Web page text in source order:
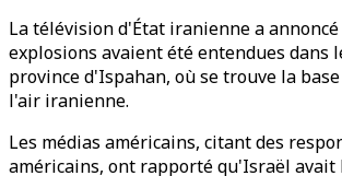
La télévision d'État iranienne a annoncé
explosions avaient été entendues dans
province d'Ispahan, où se trouve la
l'air iranienne.
Les médias américains, citant des
américains, ont rapporté qu'Israël avait